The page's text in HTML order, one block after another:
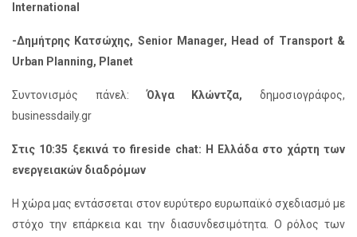
International
-Δημήτρης Κατσώχης, Senior Manager, Head of Transport &
Urban Planning, Planet
Συντονισμός πάνελ: Όλγα Κλώντζα, δημοσιογράφος,
businessdaily.gr
Στις 10:35 ξεκινά το fireside chat: Η Ελλάδα στο χάρτη των
ενεργειακών διαδρόμων
Η χώρα μας εντάσσεται στον ευρύτερο ευρωπαϊκό σχεδιασμό με
στόχο την επάρκεια και την διασυνδεσιμότητα. Ο ρόλος των